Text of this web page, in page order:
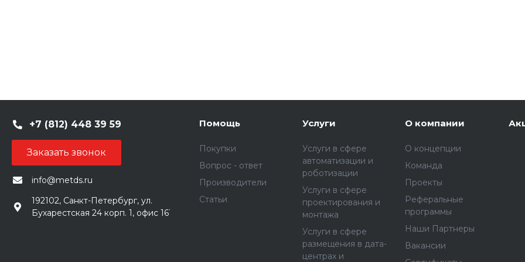
+7 (812) 448 39 59
Заказать звонок
info@metds.ru
192102, Санкт-Петербург, ул.
Бухарестская 24 корп. 1, офис 161
Помощь
Покупки
Вопрос - ответ
Производители
Статьи
Услуги
Услуги в сфере
автоматизации и
роботизации
Услуги в сфере
проектирования и
монтажа
Услуги в сфере
размещения в дата-
центрах и
О компании
О концепции
Команда
Проекты
Реферальные
программы
Наши Партнеры
Вакансии